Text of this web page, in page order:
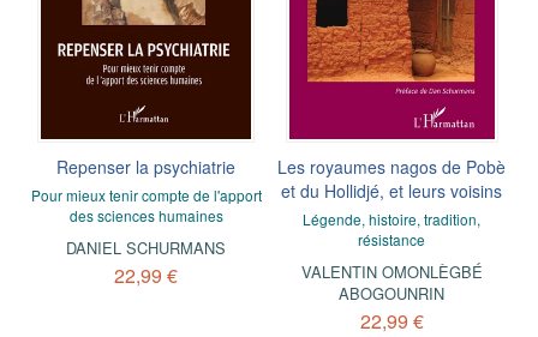
Repenser la psychiatrie
Pour mieux tenir compte de l'apport
des sciences humaines
DANIEL SCHURMANS
22,99 €
Les royaumes nagos de Pobè
et du Hollidjé, et leurs voisins
Légende, histoire, tradition,
résistance
VALENTIN OMONLÈGBÉ
ABOGOUNRIN
22,99 €